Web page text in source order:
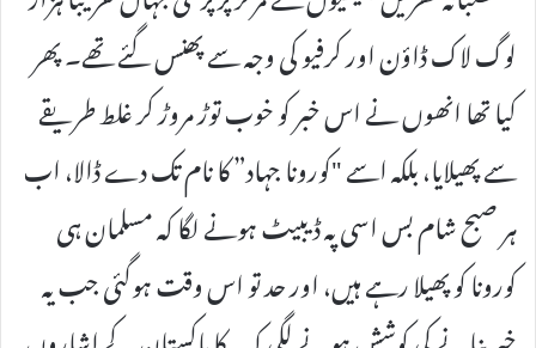
لوگ لاک ڈاؤن اور کرفیو کی وجہ سے پھنس گئے تھے۔ پھر
کیا تھا انھوں نے اس خبر کو خوب توڑ مروڑ کر غلط طریقے
سے پھیلایا، بلکہ اسے "کورونا جہاد” کا نام تک دے ڈالا، اب
ہر صبح شام بس اسی پہ ڈیبیٹ ہونے لگا کہ مسلمان ہی
کورونا کو پھیلا رہے ہیں، اور حد تو اس وقت ہوگئی جب یہ